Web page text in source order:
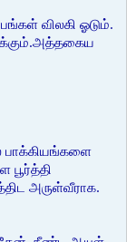
விலகி ஓடும்.
அருள்வீராக.